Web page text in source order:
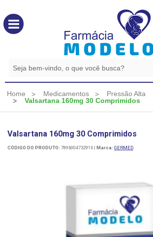
Home Medicamentos
Pressão Alta
Valsartana 160mg 30 Comprimidos
Valsartana 160mg 30 Comprimidos
CÓDIGO DO PRODUTO: 7896004732916 | Marca: GERMED